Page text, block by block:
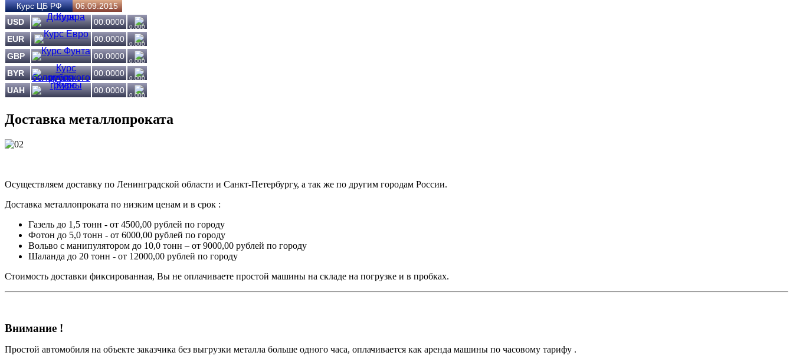
Курс ЦБ РФ
06.09.2015
USD
00.0000
0.000
EUR 00.0000
0.000
GBP 00.0000
0.000
BYR 00.0000
0.000
UAH 00.0000
0.000
Доставка металлопроката
Осуществляем доставку по Ленинградской области и Санкт-Петербургу, а так же по другим городам России.
Доставка металлопроката по низким ценам и в срок :
Газель до 1,5 тонн - от 4500,00 рублей по городу
Фотон до 5,0 тонн - от 6000,00 рублей по городу
Вольво с манипулятором до 10,0 тонн – от 9000,00 рублей по городу
Шаланда до 20 тонн - от 12000,00 рублей по городу
Стоимость доставки фиксированная, Вы не оплачиваете простой машины на складе на погрузке и в пробках.
Внимание !
Простой автомобиля на объекте заказчика без выгрузки металла больше одного часа, оплачивается как аренда машины по часовому тарифу .